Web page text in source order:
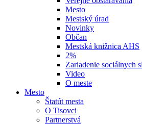
Mesto
Mestský úrad
Novinky
Občan
Mestská knižnica AHS
2%
Zariadenie sociálnych
Video
O meste
Mesto
Štatút mesta
O Tisovci
Partnerstvá